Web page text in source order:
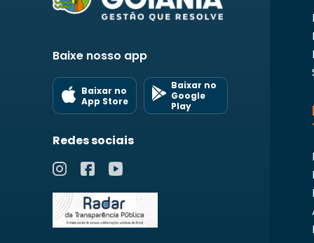
Baixe nosso app
Baixar no
App Store
Baixar no
Google
Play
Redes sociais